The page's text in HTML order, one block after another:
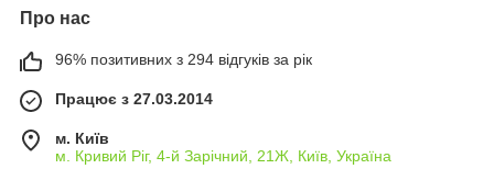
Про нас
96% позитивних з 294 відгуків за рік
Працює з 27.03.2014
м. Київ
м. Кривий Ріг, 4-й Зарічний, 21Ж, Київ, Україна